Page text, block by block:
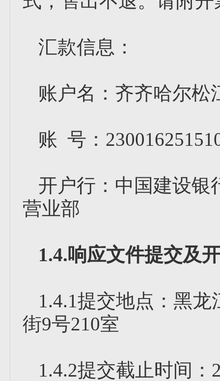
汇款信息：
账户名：齐齐哈尔松
账 号：
开户行：中国建设银
营业部
1.4.响应文件提交及
1.4.1提交地点：黑
街9号210室
1.4.2提交截止时间：